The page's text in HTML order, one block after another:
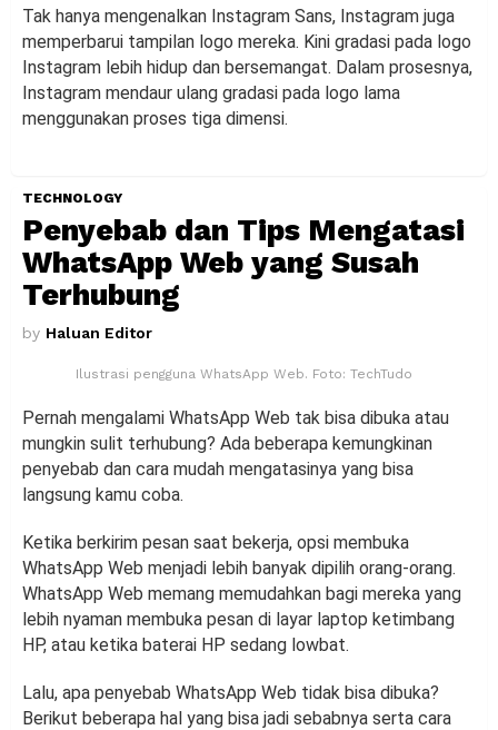
Tak hanya mengenalkan Instagram Sans, Instagram juga
memperbarui tampilan logo mereka. Kini gradasi pada logo
Instagram lebih hidup dan bersemangat. Dalam prosesnya,
Instagram mendaur ulang gradasi pada logo lama
menggunakan proses tiga dimensi.
TECHNOLOGY
Penyebab dan Tips Mengatasi
WhatsApp Web yang Susah
Terhubung
by Haluan Editor
Ilustrasi pengguna WhatsApp Web. Foto: TechTudo
Pernah mengalami WhatsApp Web tak bisa dibuka atau
mungkin sulit terhubung? Ada beberapa kemungkinan
penyebab dan cara mudah mengatasinya yang bisa
langsung kamu coba.
Ketika berkirim pesan saat bekerja, opsi membuka
WhatsApp Web menjadi lebih banyak dipilih orang-orang.
WhatsApp Web memang memudahkan bagi mereka yang
lebih nyaman membuka pesan di layar laptop ketimbang
HP, atau ketika baterai HP sedang lowbat.
Lalu, apa penyebab WhatsApp Web tidak bisa dibuka?
Berikut beberapa hal yang bisa jadi sebabnya serta cara